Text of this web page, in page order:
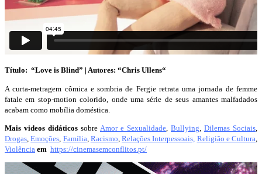
Título: “Love is Blind” | Autores: “Chris Ullens“
A curta-metragem cômica e sombria de Fergie retrata uma jornada de femme
fatale em stop-motion colorido, onde uma série de seus amantes malfadados
acabam como mobília doméstica.
Mais videos didáticos sobre Amor e Sexualidade Bullying Dilemas Sociais
Drogas ,Emoções Família Racismo Relações Interpessoais, Religião e Cultura
Violência em https://cinemasemconflitos.pt/